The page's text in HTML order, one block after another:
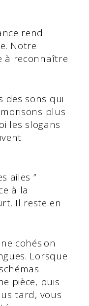
rend
Notre
à reconnaître
des sons qui
plus
les slogans
ailes ”
à la
Il reste en
cohésion
Lorsque
pièce, puis
tard, vous